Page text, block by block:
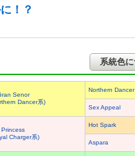
！？
系統色
Senor
Dancer系)
Northern Dancer
Sex Appeal
Princess
Charger系)
Hot Spark
Aspara